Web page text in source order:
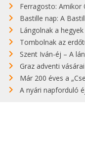
Ferragosto: Amikor
Bastille nap: A Bastille
Lángolnak a hegyek
Tombolnak az
Szent Iván-éj – A
Graz adventi vásárai
Már 200 éves a
A nyári napforduló